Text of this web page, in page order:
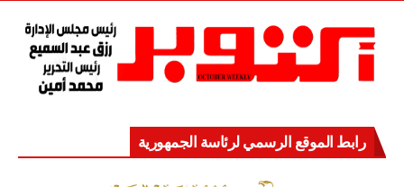
رابط الموقع الرسمي لرئاسة الجمهورية